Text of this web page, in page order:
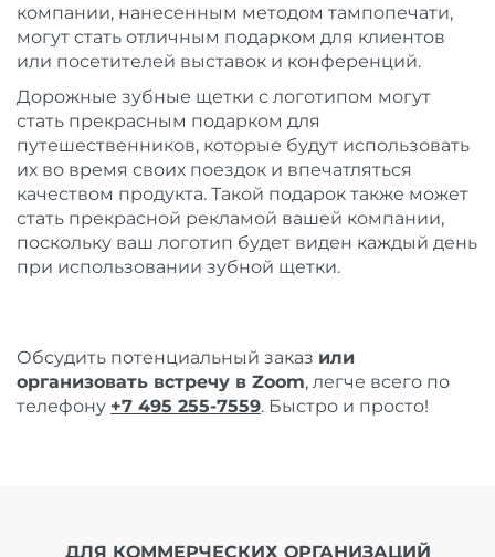
компании, нанесенным методом тампопечати,
могут стать отличным подарком для клиентов
или посетителей выставок и конференций.
Дорожные зубные щетки с логотипом могут
стать прекрасным подарком для
путешественников, которые будут использовать
их во время своих поездок и впечатляться
качеством продукта. Такой подарок также может
стать прекрасной рекламой вашей компании,
поскольку ваш логотип будет виден каждый день
при использовании зубной щетки.
Обсудить потенциальный заказ или
организовать встречу в Zoom, легче всего по
телефону +7 495 255-7559. Быстро и просто!
ДЛЯ КОММЕРЧЕСКИХ ОРГАНИЗАЦИЙ